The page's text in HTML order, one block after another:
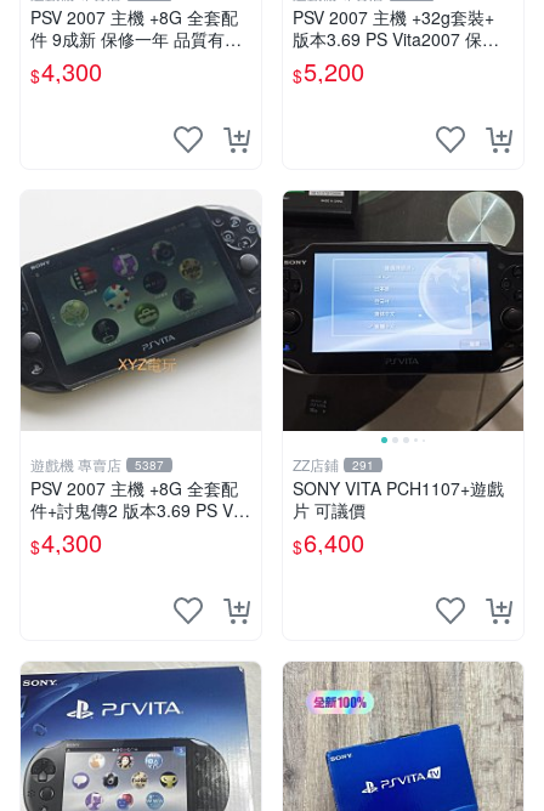
PSV 2007 主機 +8G 全套配
件 9成新 保修一年 品質有保
$4,300
PSV 2007 主機 +32g套裝+
版本3.69 PS Vita2007 保修
一年 8成新
$5,200
遊戲機 專賣店 5387
PSV 2007 主機 +8G 全套配
件+討鬼傳2 版本3.69 PS Vita
$4,300
ZZ店鋪 291
SONY VITA PCH1107+遊戲
片 可議價
$6,400